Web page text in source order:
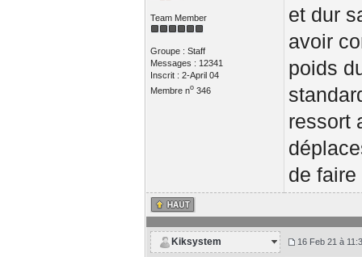
Team Member
Groupe : Staff
Messages : 12341
Inscrit : 2-April 04
Membre no346
et dur
avoir
poids
ressort
de
Kiksystem 16 Feb 21 à